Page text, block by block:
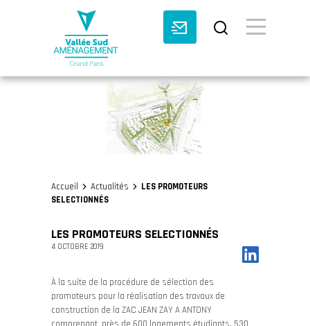
Accueil Actualités
LES PROMOTEURS
SELECTIONNÉS
LES PROMOTEURS SELECTIONNÉS
4 OCTOBRE 2019
À la suite de la procédure de sélection des
promoteurs pour la réalisation des travaux de
construction de la ZAC JEAN ZAY A ANTONY